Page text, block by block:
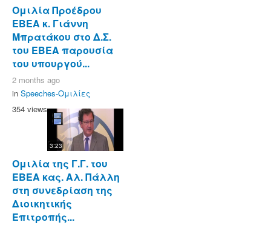
Ομιλία Προέδρου
ΕΒΕΑ κ. Γιάννη
Μπρατάκου στο Δ.Σ.
του ΕΒΕΑ παρουσία
του υπουργού...
2 months ago
in Speeches-Ομιλίες
354 views
3:23
Ομιλία της Γ.Γ. του
ΕΒΕΑ κας. Αλ. Πάλλη
στη συνεδρίαση της
Διοικητικής
Επιτροπής...